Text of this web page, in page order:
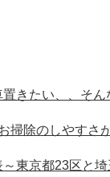
置きたい、、そ
掃除のしやすさ
東京都23区と